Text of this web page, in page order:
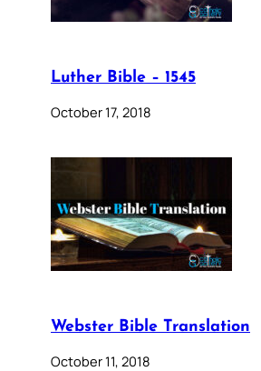
Luther Bible – 1545
October 17, 2018
Webster Bible Translation
October 11, 2018